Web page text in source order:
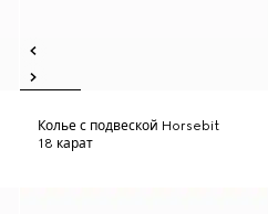
Колье с подвеской Horsebit
18 карат